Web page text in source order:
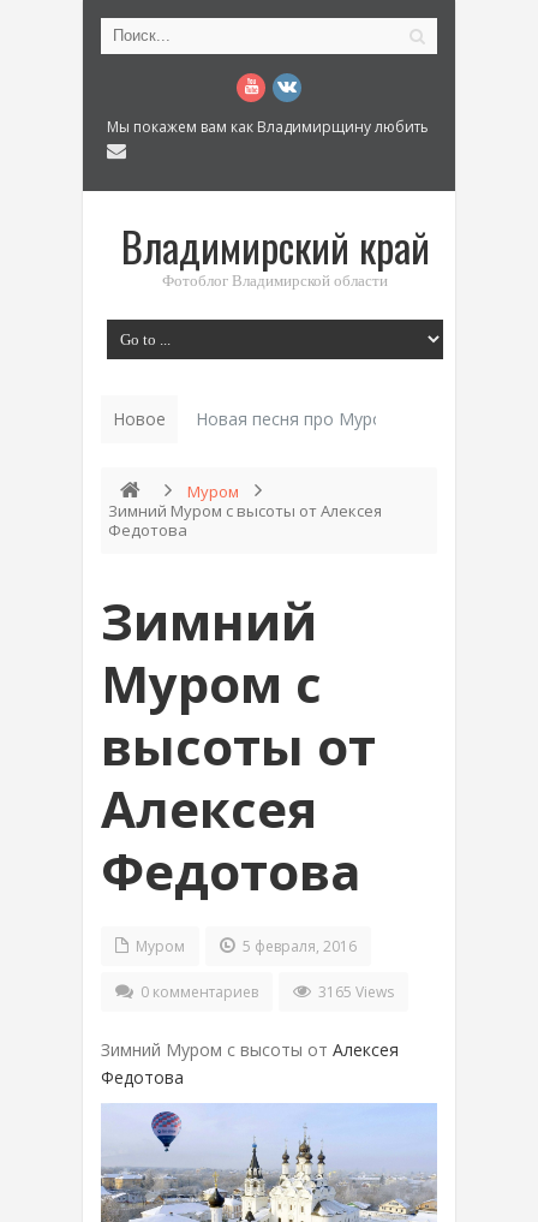
Мы покажем вам как Владимирщину любить
Владимирский край
Фотоблог Владимирской области
Новое Новая песня про Муром: «Былинный
Муром
Зимний Муром с высоты от Алексея
Федотова
Зимний
Муром с
высоты от
Алексея
Федотова
Муром 5 февраля, 2016
0 комментариев 3165 Views
Зимний Муром с высоты от Алексея
Федотова